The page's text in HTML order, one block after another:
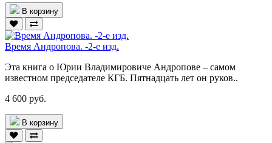
В корзину
Время Андропова. -2-е изд.
Эта книга о Юрии Владимировиче Андропове – самом
известном председателе КГБ. Пятнадцать лет он руков..
4 600 руб.
В корзину